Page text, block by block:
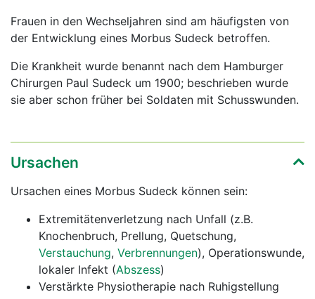
Frauen in den Wechseljahren sind am häufigsten von
der Entwicklung eines Morbus Sudeck betroffen.
Die Krankheit wurde benannt nach dem Hamburger
Chirurgen Paul Sudeck um 1900; beschrieben wurde
sie aber schon früher bei Soldaten mit Schusswunden.
Ursachen
Ursachen eines Morbus Sudeck können sein:
Extremitätenverletzung nach Unfall (z.B.
Knochenbruch, Prellung, Quetschung,
Verstauchung, Verbrennungen), Operationswunde,
lokaler Infekt (Abszess)
Verstärkte Physiotherapie nach Ruhigstellung